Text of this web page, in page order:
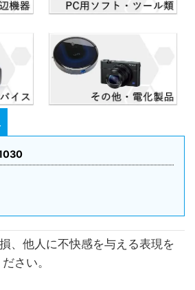
、他人に不快感を与える表現を
さい。